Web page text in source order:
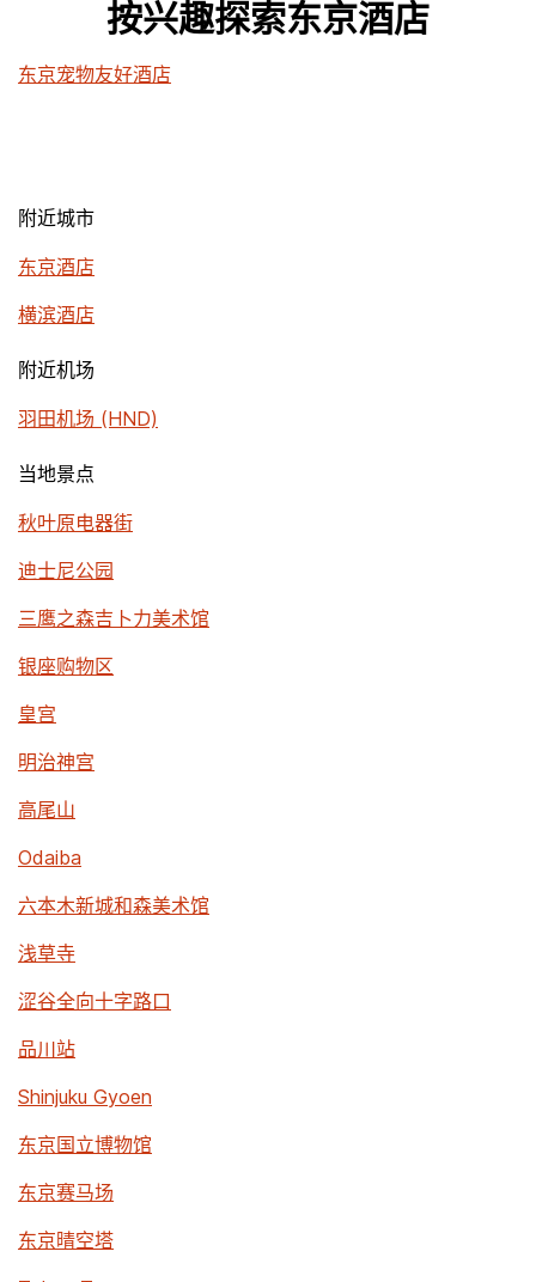
按兴趣探索东京酒店
东京宠物友好酒店
附近城市
东京酒店
横滨酒店
附近机场
羽田机场 (HND)
当地景点
秋叶原电器街
迪士尼公园
三鹰之森吉卜力美术馆
银座购物区
皇宫
明治神宫
高尾山
Odaiba
六本木新城和森美术馆
浅草寺
涩谷全向十字路口
品川站
Shinjuku Gyoen
东京国立博物馆
东京赛马场
东京晴空塔